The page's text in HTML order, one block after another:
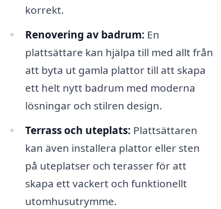
korrekt.
Renovering av badrum: En
plattsättare kan hjälpa till med allt från
att byta ut gamla plattor till att skapa
ett helt nytt badrum med moderna
lösningar och stilren design.
Terrass och uteplats: Plattsättaren
kan även installera plattor eller sten
på uteplatser och terasser för att
skapa ett vackert och funktionellt
utomhusutrymme.